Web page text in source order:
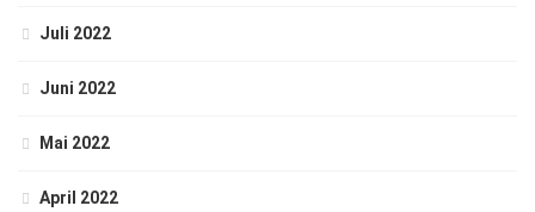
Juli 2022
Juni 2022
Mai 2022
April 2022